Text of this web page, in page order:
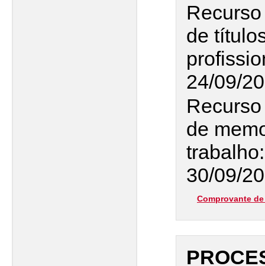
de
24/09/
de
30/09/
Comprovante